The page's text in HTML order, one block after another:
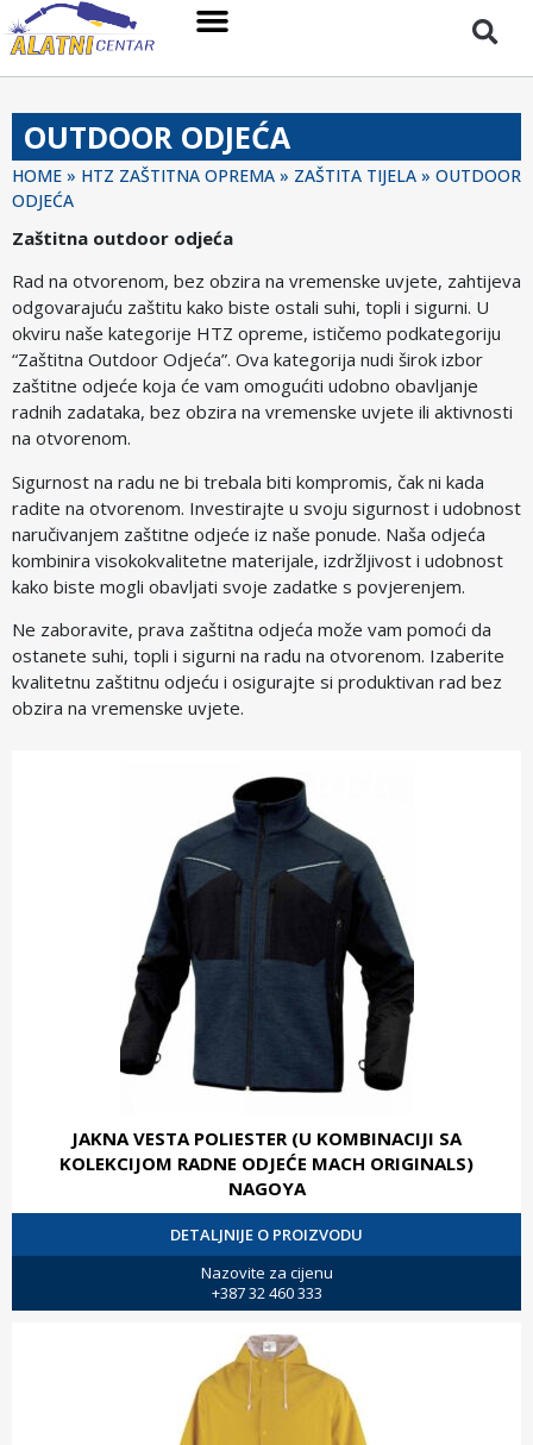
OUTDOOR ODJEĆA
HOME » HTZ ZAŠTITNA OPREMA » ZAŠTITA TIJELA » OUTDOOR
ODJEĆA
Zaštitna outdoor odjeća
Rad na otvorenom, bez obzira na vremenske uvjete, zahtijeva
odgovarajuću zaštitu kako biste ostali suhi, topli i sigurni. U
okviru naše kategorije HTZ opreme, ističemo podkategoriju
“Zaštitna Outdoor Odjeća”. Ova kategorija nudi širok izbor
zaštitne odjeće koja će vam omogućiti udobno obavljanje
radnih zadataka, bez obzira na vremenske uvjete ili aktivnosti
na otvorenom.
Sigurnost na radu ne bi trebala biti kompromis, čak ni kada
radite na otvorenom. Investirajte u svoju sigurnost i udobnost
naručivanjem zaštitne odjeće iz naše ponude. Naša odjeća
kombinira visokokvalitetne materijale, izdržljivost i udobnost
kako biste mogli obavljati svoje zadatke s povjerenjem.
Ne zaboravite, prava zaštitna odjeća može vam pomoći da
ostanete suhi, topli i sigurni na radu na otvorenom. Izaberite
kvalitetnu zaštitnu odjeću i osigurajte si produktivan rad bez
obzira na vremenske uvjete.
JAKNA VESTA POLIESTER (U KOMBINACIJI SA
KOLEKCIJOM RADNE ODJEĆE MACH ORIGINALS)
NAGOYA
DETALJNIJE O PROIZVODU
Nazovite za cijenu
+387 32 460 333